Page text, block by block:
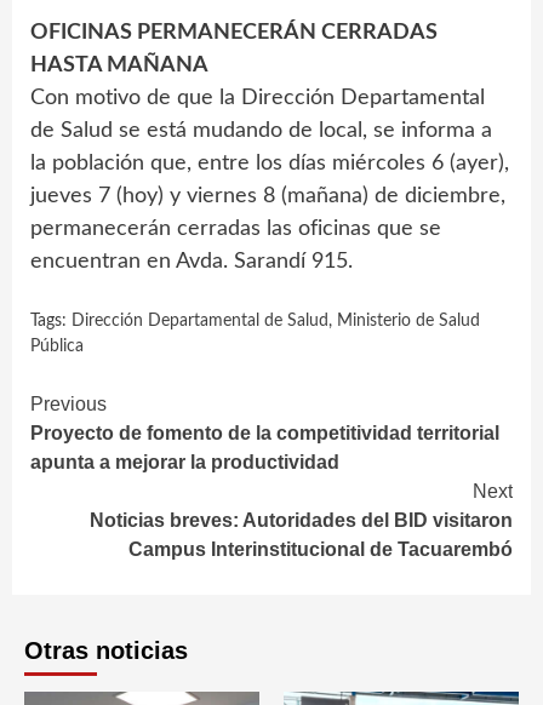
OFICINAS PERMANECERÁN CERRADAS
HASTA MAÑANA
Con motivo de que la Dirección Departamental
de Salud se está mudando de local, se informa a
la población que, entre los días miércoles 6 (ayer),
jueves 7 (hoy) y viernes 8 (mañana) de diciembre,
permanecerán cerradas las oficinas que se
encuentran en Avda. Sarandí 915.
Tags: Dirección Departamental de Salud , Ministerio de Salud
Pública
Continue
Reading
Previous
Proyecto de fomento de la competitividad territorial
apunta a mejorar la productividad
Next
Noticias breves: Autoridades del BID visitaron
Campus Interinstitucional de Tacuarembó
Otras noticias